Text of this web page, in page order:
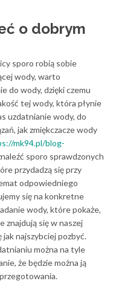
o dobrym
sporo robią sobie
wody, warto
do wody, dzięki czemu
tej wody, która płynie
uzdatnianie wody, do
jak zmiękczacze wody
mk94.pl/blog-
sporo sprawdzonych
przydadzą się przy
odpowiedniego
się na konkretne
wody, które pokaże,
znajdują się w naszej
najszybciej pozbyć.
można na tyle
że będzie można ją